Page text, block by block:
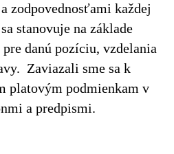
zodpovednosťami každej
stanovuje na základe
danú pozíciu, vzdelania
Zaviazali sme sa k
platovým podmienkam v
a predpismi.